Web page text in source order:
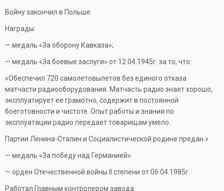
Войну закончил в Польше.
Награды:
— медаль «За оборону Кавказа»;
— медаль «За боевые заслуги» от 12.04.1945г. за то, что:
«Обеспечил 720 самолетовылетов без единого отказа
матчасти радиооборудования. Матчасть радио знает хорошо,
эксплуатирует ее грамотно, содержит в постоянной
боеготовности и чистоте. Опыт работы и знания по
эксплуатации радио передает товарищам умело.
Партии Ленина-Сталин и Социалистической родине предан.»
— медаль «За победу над Германией».
— орден Отечественной войны II степени от 06.04.1985г.
Работал Главным контролером завода.